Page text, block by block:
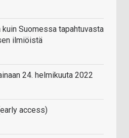
kuin Suomessa tapahtuvasta
ilmiöistä
24. helmikuuta 2022
access)